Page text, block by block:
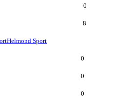
0
8
Helmond Sport
0
0
0